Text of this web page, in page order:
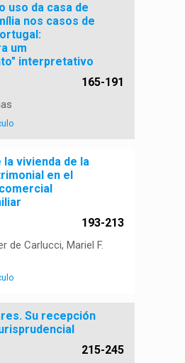
uso da casa de
nos casos de
um
interpretativo
165-191
vivienda de la
en el
193-213
de Carlucci, Mariel F.
Su recepción
215-245